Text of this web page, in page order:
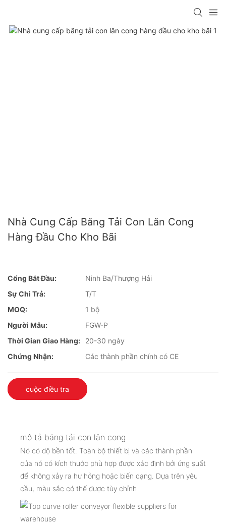
Nhà Cung Cấp Băng Tải Con Lăn Cong
Hàng Đầu Cho Kho Bãi
Cổng Bắt Đầu:
Ninh Ba/Thượng Hải
Sự Chi Trả:
T/T
MOQ:
1 bộ
Người Mẫu:
FGW-P
Thời Gian Giao Hàng:
20-30 ngày
Chứng Nhận:
Các thành phần chính có CE
cuộc điều tra
mô tả băng tải con lăn cong
Nó có độ bền tốt. Toàn bộ thiết bị và các thành phần
của nó có kích thước phù hợp được xác định bởi ứng suất
để không xảy ra hư hỏng hoặc biến dạng. Dựa trên yêu
cầu, màu sắc có thể được tùy chỉnh